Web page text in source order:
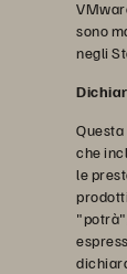
sono
negli
che
le